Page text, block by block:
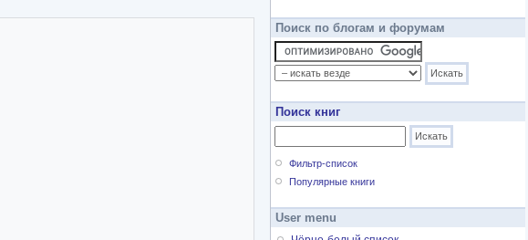
Поиск по блогам и форумам
Поиск книг
Фильтр-список
Популярные книги
User menu